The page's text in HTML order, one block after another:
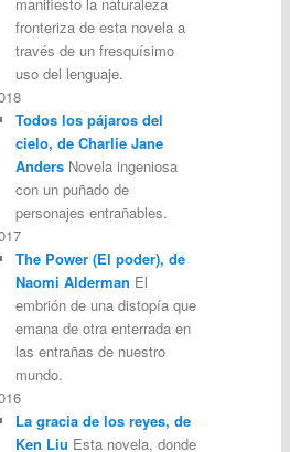
fronteriza de esta novela a
través de un fresquísimo
uso del lenguaje.
Todos los pájaros del
cielo, de Charlie Jane
AndersNovela ingeniosa
con un puñado de
personajes entrañables.
The Power (El poder), de
Naomi Alderman El
embrión de una distopía que
emana de otra enterrada en
las entrañas de nuestro
mundo.
La gracia de los reyes, de
Ken Liu Esta novela, donde